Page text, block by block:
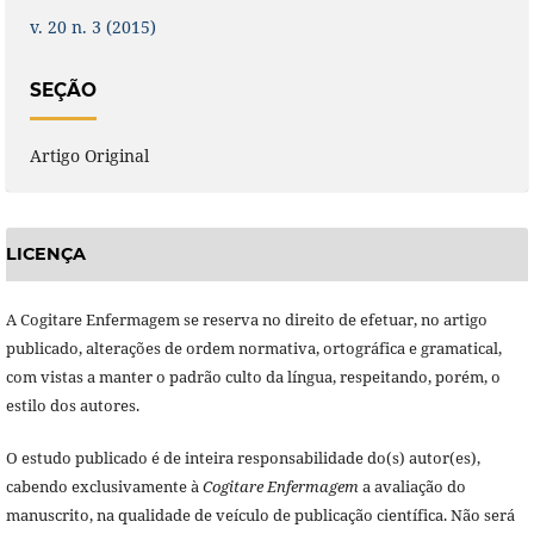
v. 20 n. 3 (2015)
SEÇÃO
Artigo Original
LICENÇA
A Cogitare Enfermagem se reserva no direito de efetuar, no artigo
publicado, alterações de ordem normativa, ortográfica e gramatical,
com vistas a manter o padrão culto da língua, respeitando, porém, o
estilo dos autores.
O estudo publicado é de inteira responsabilidade do(s) autor(es),
cabendo exclusivamente àCogitare Enfermagema avaliação do
manuscrito, na qualidade de veículo de publicação científica. Não será